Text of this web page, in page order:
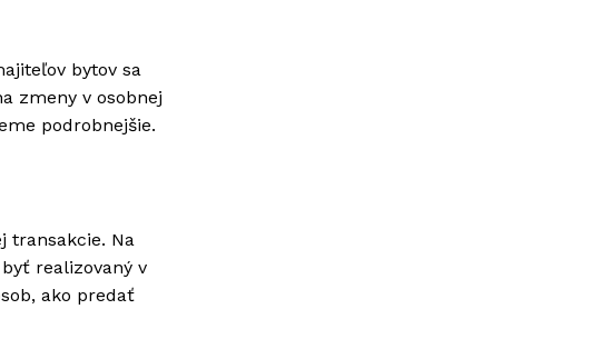
bytov sa
zmeny v osobnej
podrobnejšie.
transakcie. Na
realizovaný v
ako predať